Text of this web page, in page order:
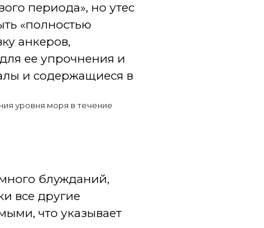
периода», но утес
«полностью
анкеров,
ее упрочнения и
уровня моря в течение
и содержащиеся в
блужданий,
все другие
что указывает